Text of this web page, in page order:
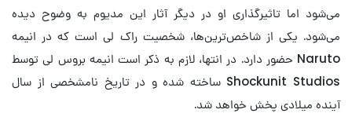
می‌شود اما تاثیرگذاری او در دیگر آثار این مدیوم به وضوح دیده
می‌شود. یکی از شاخص‌ترین‌ها، شخصیت راک لی است که در انیمه
Naruto حضور دارد. در انتها، لازم به ذکر است انیمه بروس لی توسط
Shockunit Studios ساخته شده و در تاریخ نامشخصی از سال
آینده میلادی پخش خواهد شد.